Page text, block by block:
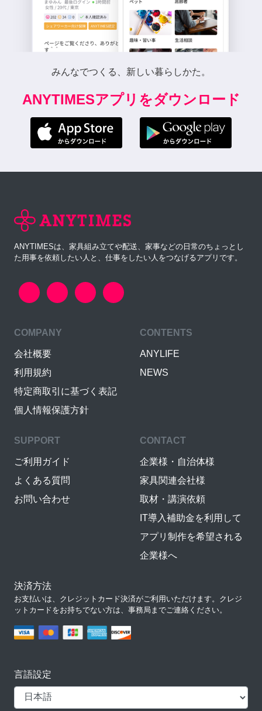
業場所は、新宿駅徒歩15分
以内の範囲です。作業時間
帯は主に10時〜16時になり
ます。 作業場所、時間帯に
でしょうか。
みんなでつくる、新しい暮らしかた。
ANYTIMESアプリをダウンロード
ANYTIMESは、家具組み立てや配送、家事などの日常のちょっとし
た用事を依頼したい人と、仕事をしたい人をつなげるアプリです。
COMPANY
会社概要
利用規約
特定商取引に基づく表記
個人情報保護方針
CONTENTS
ANYLIFE
NEWS
SUPPORT
ご利用ガイド
よくある質問
お問い合わせ
CONTACT
企業様・自治体様
家具関連会社様
取材・講演依頼
IT導入補助金を利用して
アプリ制作を希望される
企業様へ
決済方法
お支払いは、クレジットカード決済がご利用いただけます。クレジ
ットカードをお持ちでない方は、事務局までご連絡ください。
言語設定